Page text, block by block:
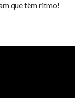
que têm ritmo!